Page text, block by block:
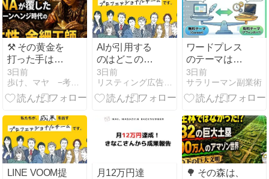
焼く「たこ焼
き鋳型」！(
・Д・)【考古
学】
⚒️ その黄金を
打った手は、
なぜ200年間
「男」とされ
たのか？ DNA
トーンヘンジ
時代の女性金
細工師！( ・
Д・)【青銅器
時代考古学】
3日前
歩け、マヤ −考古学・歴史ニュース−
AIが引用する
のはどこのサ
イトから？自
社ホームペー
ジをAIに選ん
の実践ガイド
3日前
ワードプレス
のテーマは有
料と無料では
どっちが稼ぎ
やすい？
3日前
サラリーマン副業術
LINE VOOM提
月12万円達
🌳 その森は、